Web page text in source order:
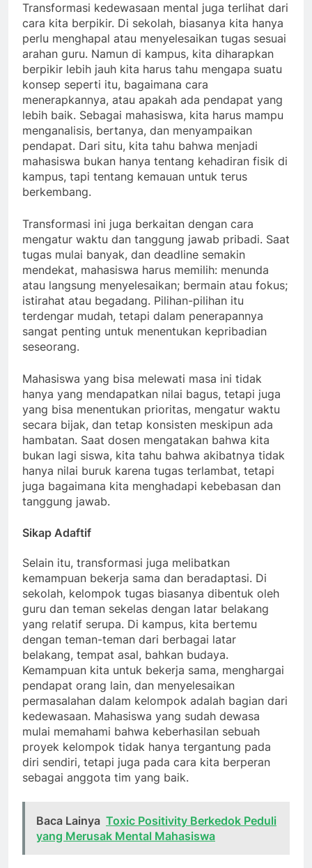
Transformasi kedewasaan mental juga terlihat dari
cara kita berpikir. Di sekolah, biasanya kita hanya
perlu menghapal atau menyelesaikan tugas sesuai
arahan guru. Namun di kampus, kita diharapkan
berpikir lebih jauh kita harus tahu mengapa suatu
konsep seperti itu, bagaimana cara
menerapkannya, atau apakah ada pendapat yang
lebih baik. Sebagai mahasiswa, kita harus mampu
menganalisis, bertanya, dan menyampaikan
pendapat. Dari situ, kita tahu bahwa menjadi
mahasiswa bukan hanya tentang kehadiran fisik di
kampus, tapi tentang kemauan untuk terus
berkembang.
Transformasi ini juga berkaitan dengan cara
mengatur waktu dan tanggung jawab pribadi. Saat
tugas mulai banyak, dan deadline semakin
mendekat, mahasiswa harus memilih: menunda
atau langsung menyelesaikan; bermain atau fokus;
istirahat atau begadang. Pilihan-pilihan itu
terdengar mudah, tetapi dalam penerapannya
sangat penting untuk menentukan kepribadian
seseorang.
Mahasiswa yang bisa melewati masa ini tidak
hanya yang mendapatkan nilai bagus, tetapi juga
yang bisa menentukan prioritas, mengatur waktu
secara bijak, dan tetap konsisten meskipun ada
hambatan. Saat dosen mengatakan bahwa kita
bukan lagi siswa, kita tahu bahwa akibatnya tidak
hanya nilai buruk karena tugas terlambat, tetapi
juga bagaimana kita menghadapi kebebasan dan
tanggung jawab.
Sikap Adaftif
Selain itu, transformasi juga melibatkan
kemampuan bekerja sama dan beradaptasi. Di
sekolah, kelompok tugas biasanya dibentuk oleh
guru dan teman sekelas dengan latar belakang
yang relatif serupa. Di kampus, kita bertemu
dengan teman-teman dari berbagai latar
belakang, tempat asal, bahkan budaya.
Kemampuan kita untuk bekerja sama, menghargai
pendapat orang lain, dan menyelesaikan
permasalahan dalam kelompok adalah bagian dari
kedewasaan. Mahasiswa yang sudah dewasa
mulai memahami bahwa keberhasilan sebuah
proyek kelompok tidak hanya tergantung pada
diri sendiri, tetapi juga pada cara kita berperan
sebagai anggota tim yang baik.
Baca Lainya Toxic Positivity Berkedok Peduli
yang Merusak Mental Mahasiswa